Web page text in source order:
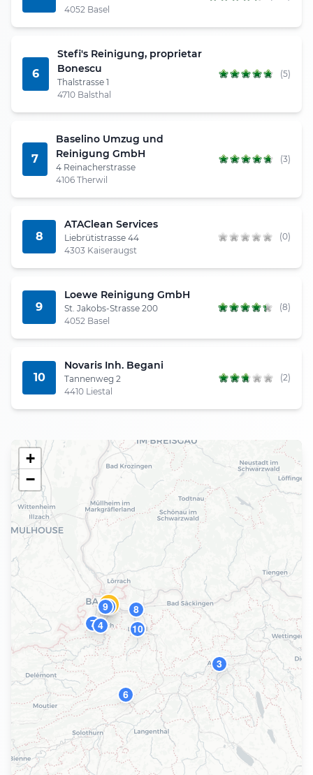
4052 Basel
6
Stefi's Reinigung, proprietar
Bonescu
Thalstrasse 1
4710 Balsthal
(5)
7
Baselino Umzug und
Reinigung GmbH
4 Reinacherstrasse
4106 Therwil
(3)
8
ATAClean Services
Liebrütistrasse 44
4303 Kaiseraugst
(0)
9
Loewe Reinigung GmbH
St. Jakobs-Strasse 200
4052 Basel
(8)
10
Novaris Inh. Begani
Tannenweg 2
4410 Liestal
(2)
1
2
3
4
5
6
7
8
9
10
+
−